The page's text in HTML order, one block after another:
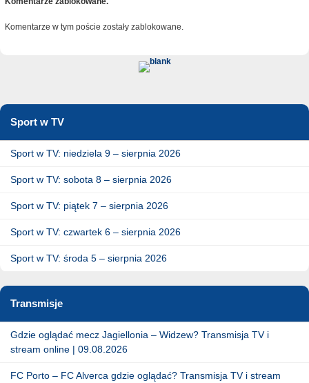
Komentarze w tym poście zostały zablokowane.
Sport w TV
Sport w TV: niedziela 9 – sierpnia 2026
Sport w TV: sobota 8 – sierpnia 2026
Sport w TV: piątek 7 – sierpnia 2026
Sport w TV: czwartek 6 – sierpnia 2026
Sport w TV: środa 5 – sierpnia 2026
Transmisje
Gdzie oglądać mecz Jagiellonia – Widzew? Transmisja TV i
stream online | 09.08.2026
FC Porto – FC Alverca gdzie oglądać? Transmisja TV i stream